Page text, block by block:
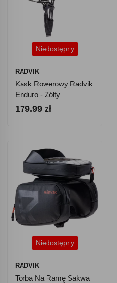
Niedostępny
RADVIK
Kask Rowerowy Radvik
Enduro - Żółty
179.99 zł
Niedostępny
RADVIK
Torba Na Ramę Sakwa